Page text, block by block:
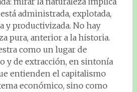
administrada, explotada,
y productivizada. No hay
pura, anterior a la historia.
como un lugar de
y de extracción, en sintonía
entienden el capitalismo
económico, sino como